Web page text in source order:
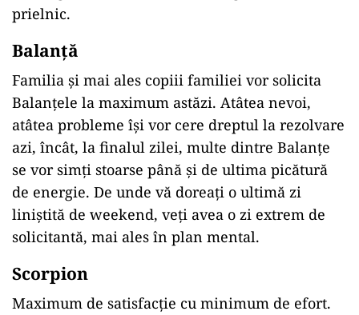
prielnic.
Balanță
Familia și mai ales copiii familiei vor solicita
Balanțele la maximum astăzi. Atâtea nevoi,
atâtea probleme își vor cere dreptul la rezolvare
azi, încât, la finalul zilei, multe dintre Balanțe
se vor simți stoarse până și de ultima picătură
de energie. De unde vă doreați o ultimă zi
liniștită de weekend, veți avea o zi extrem de
solicitantă, mai ales în plan mental.
Scorpion
Maximum de satisfacție cu minimum de efort.